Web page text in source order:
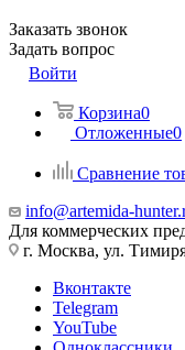
Заказать звонок
Задать вопрос
Войти
Корзина0
Отложенные0
Сравнение
info@artemida-
Для коммерческих
г. Москва, ул.
Вконтакте
Telegram
YouTube